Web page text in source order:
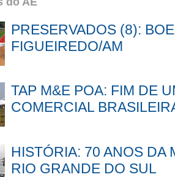
PRESERVADOS (8):
FIGUEIREDO/AM
TAP M&E POA: FIM DE
COMERCIAL
HISTÓRIA: 70 ANOS DA
RIO GRANDE DO SUL